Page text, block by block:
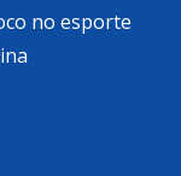
no esporte